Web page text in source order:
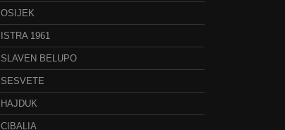
OSIJEK
ISTRA 1961
SLAVEN BELUPO
SESVETE
HAJDUK
CIBALIA